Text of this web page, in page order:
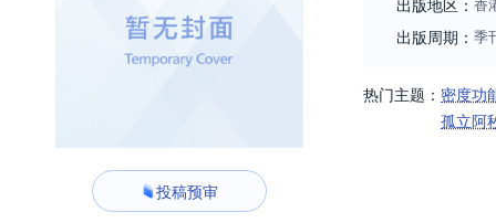
投稿预审
出版地区：
出版周期： 季
热门主题： 密度功
孤立阿